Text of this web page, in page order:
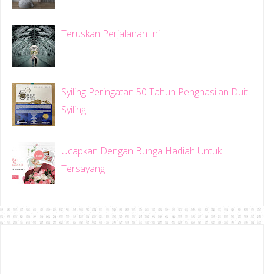
Teruskan Perjalanan Ini
Syiling Peringatan 50 Tahun Penghasilan Duit
Syiling
Ucapkan Dengan Bunga Hadiah Untuk
Tersayang